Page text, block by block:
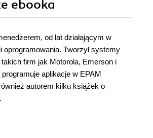
ebooka
od lat działającym w
oprogramowania. Tworzył systemy
firm jak Motorola, Emerson i
aplikacje w EPAM
autorem kilku książek o